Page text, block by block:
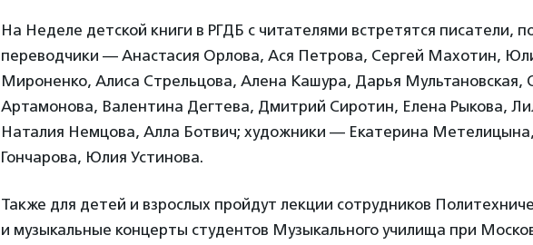
На Неделе детской книги в РГДБ с читателями встретятся писатели,
переводчики — Анастасия Орлова, Ася Петрова, Сергей Махотин,
Мироненко, Алиса Стрельцова, Алена Кашура, Дарья Мультановская,
Артамонова, Валентина Дегтева, Дмитрий Сиротин, Елена Рыкова,
Наталия Немцова, Алла Ботвич; художники — Екатерина
Гончарова, Юлия Устинова.
Также для детей и взрослых пройдут лекции сотрудников
и музыкальные концерты студентов Музыкального училища при